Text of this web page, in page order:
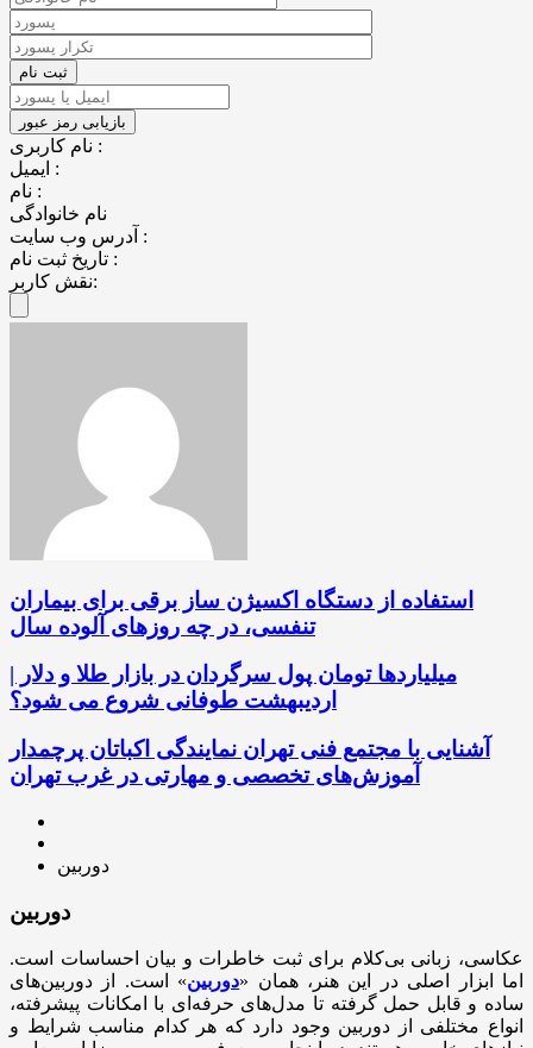
نام کاربری :
ایمیل :
نام :
نام خانوادگی
آدرس وب سایت :
تاریخ ثبت نام :
نقش کاربر:
استفاده از دستگاه اکسیژن ساز برقی برای بیماران
تنفسی، در چه روزهای آلوده سال
میلیاردها تومان پول سرگردان در بازار طلا و دلار |
اردیبهشت طوفانی شروع می شود؟
آشنایی با مجتمع فنی تهران نمایندگی اکباتان پرچمدار
آموزش‌های تخصصی و مهارتی در غرب تهران
دوربین
دوربین
عکاسی، زبانی بی‌کلام برای ثبت خاطرات و بیان احساسات است.
اما ابزار اصلی در این هنر، همان «دوربین» است. از دوربین‌های
ساده و قابل حمل گرفته تا مدل‌های حرفه‌ای با امکانات پیشرفته،
انواع مختلفی از دوربین وجود دارد که هر کدام مناسب شرایط و